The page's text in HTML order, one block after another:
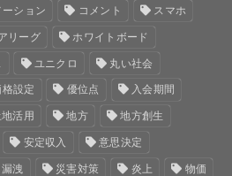
ション コメント スマホ
リーグ ホワイトボード
ユニクロ 丸い社会
格設定 優位点 入会期間
地活用 地方 地方創生
安定収入 意思決定
漏洩 災害対策 炎上 物価